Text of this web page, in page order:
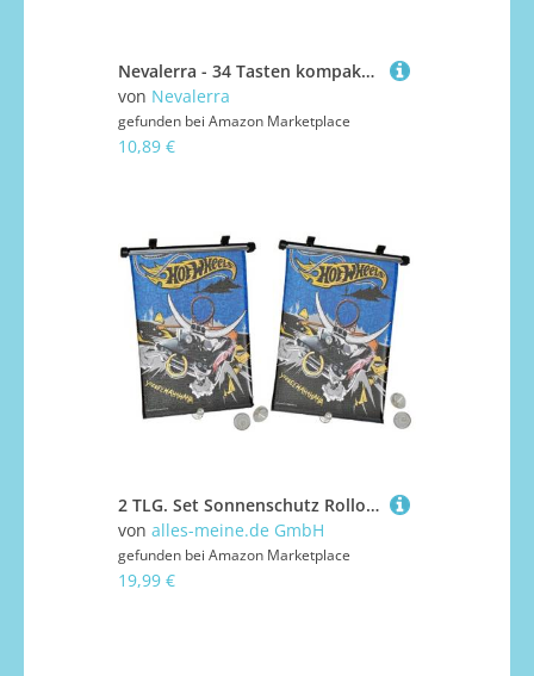
Nevalerra - 34 Tasten kompaktes , Leichtes tragbares Instrument, langlebiger Bellows | Einfache Spieltastatur mit reaktionsschnellem Schilf für Anfänger -Schüler üben Volksmusik -Bü
von Nevalerra
gefunden bei Amazon Marketplace
10,89 €
2 TLG. Set Sonnenschutz Rollo Hot Wheels Auto für Fenster und Auto - Seitenscheibe Sonnenblende Kinder Hotwheels Sonnenschutzrollo - Sonnenrollo Fensterschutz..
von alles-meine.de GmbH
gefunden bei Amazon Marketplace
19,99 €